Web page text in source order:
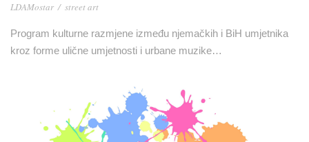
LDAMostar / street art
Program kulturne razmjene između njemačkih i BiH umjetnika
kroz forme ulične umjetnosti i urbane muzike…